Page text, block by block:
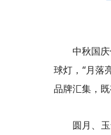
中秋国
球灯，“月落
品牌汇集，
圆月、